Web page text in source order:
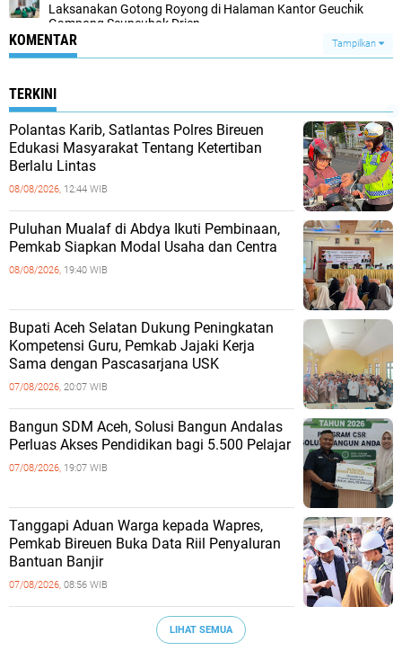
Laksanakan Gotong Royong di Halaman Kantor Geuchik
Gampong Seuneubok Drien
KOMENTAR Tampilkan
TERKINI
Polantas Karib, Satlantas Polres Bireuen
Edukasi Masyarakat Tentang Ketertiban
Berlalu Lintas
08/08/2026, 12:44 WIB
Puluhan Mualaf di Abdya Ikuti Pembinaan,
Pemkab Siapkan Modal Usaha dan Centra
08/08/2026, 19:40 WIB
Bupati Aceh Selatan Dukung Peningkatan
Kompetensi Guru, Pemkab Jajaki Kerja
Sama dengan Pascasarjana USK
07/08/2026, 20:07 WIB
‎Bangun SDM Aceh, Solusi Bangun Andalas
Perluas Akses Pendidikan bagi 5.500 Pelajar ‎
07/08/2026, 19:07 WIB
Tanggapi Aduan Warga kepada Wapres,
Pemkab Bireuen Buka Data Riil Penyaluran
Bantuan Banjir
07/08/2026, 08:56 WIB
LIHAT SEMUA